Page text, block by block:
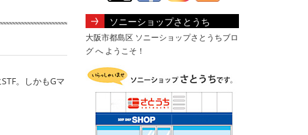
。しかもGマ
ソニーショップさとうち
大阪市都島区 ソニーショップさとうちブロ
グ へ ようこそ！